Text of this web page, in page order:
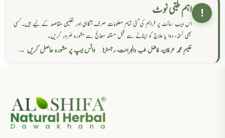
! اہم طبی نوٹ
اس ویب سائٹ پر فراہم کی گئی تمام معلومات صرف آگاہی اور تعلیمی مقاصد کے لیے ہیں۔ کسی
بھی نسخہ، دوا یا علاج کو اپنانے سے قبل مستند معالج سے مشورہ ضرور کریں۔
حکیم محمد عرفان، فاضل طب والجراحت، رجسٹرڈ
واٹس ایپ پر مشورہ حاصل کریں →